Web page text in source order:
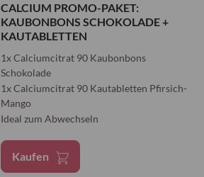
hinzufügen
CALCIUM PROMO-PAKET:
KAUBONBONS SCHOKOLADE +
KAUTABLETTEN
1x Calciumcitrat 90 Kaubonbons
Schokolade
1x Calciumcitrat 90 Kautabletten Pfirsich-
Mango
Ideal zum Abwechseln
Kaufen